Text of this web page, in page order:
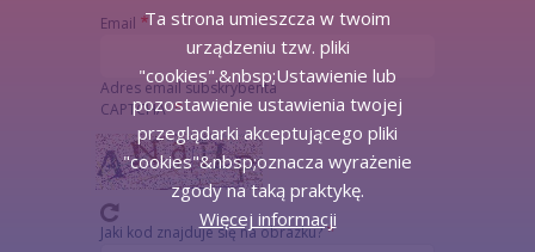
Email
Adres email subskrybenta
CAPTCHA
Jaki kod znajduje się na obrazku?
Ta strona umieszcza w twoim
urządzeniu tzw. pliki
"cookies".&nbsp;Ustawienie lub
pozostawienie ustawienia twojej
przeglądarki akceptującego pliki
"cookies"&nbsp;oznacza wyrażenie
zgody na taką praktykę.
Więcej informacji